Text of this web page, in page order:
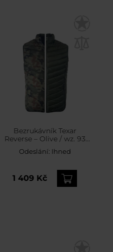
Bezrukávník Texar
Reverse – Olive / wz. 93
Pantera PL Woodland
Odeslání: Ihned
1 409 Kč